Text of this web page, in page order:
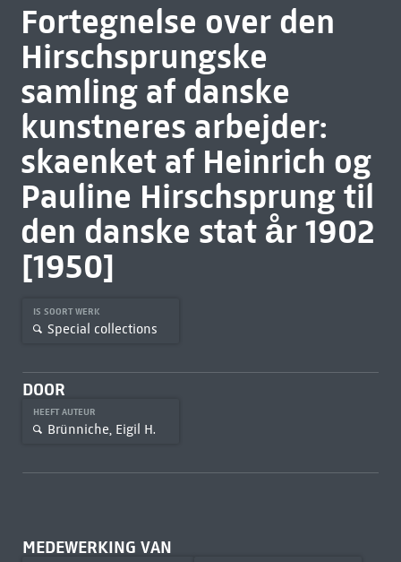
Fortegnelse over den
Hirschsprungske
samling af danske
kunstneres arbejder:
skaenket af Heinrich og
Pauline Hirschsprung til
den danske stat år 1902
[1950]
IS SOORT WERK
Special collections
DOOR
HEEFT AUTEUR
Brünniche, Eigil H.
MEDEWERKING VAN